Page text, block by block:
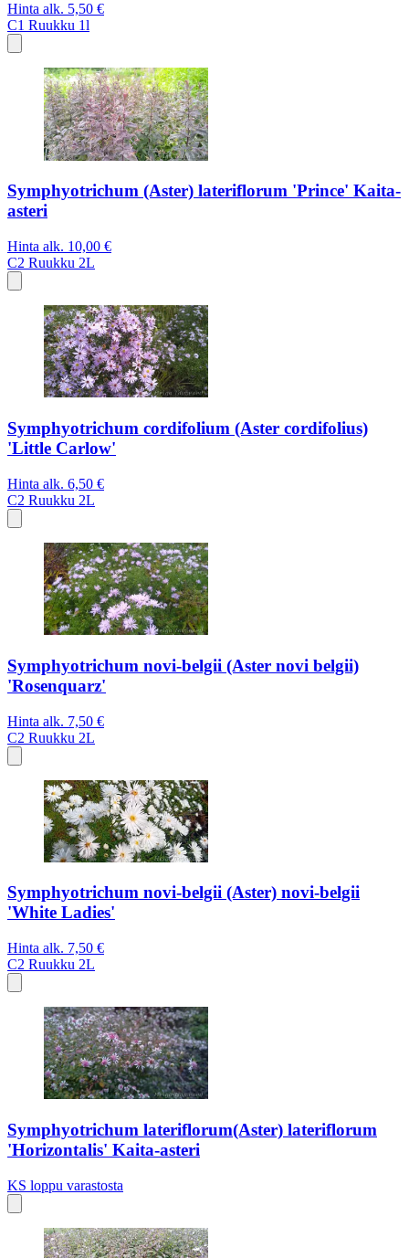
Hinta alk. 5,50 €
C1 Ruukku 1l
Symphyotrichum (Aster) lateriflorum 'Prince' Kaita-
asteri
Hinta alk. 10,00 €
C2 Ruukku 2L
Symphyotrichum cordifolium (Aster cordifolius)
'Little Carlow'
Hinta alk. 6,50 €
C2 Ruukku 2L
Symphyotrichum novi-belgii (Aster novi belgii)
'Rosenquarz'
Hinta alk. 7,50 €
C2 Ruukku 2L
Symphyotrichum novi-belgii (Aster) novi-belgii
'White Ladies'
Hinta alk. 7,50 €
C2 Ruukku 2L
Symphyotrichum lateriflorum(Aster) lateriflorum
'Horizontalis' Kaita-asteri
KS loppu varastosta